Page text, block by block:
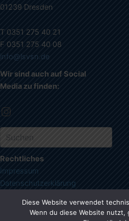
01239 Dresden
T 0351 275 40 21
F 0351 275 40 08
info@lsvsn.de
Wir sind auch auf Social
Media zu finden:
Rechtliches
Impressum
Datenschutzerklärung
Diese Website verwendet
Wenn du diese Website nutzt,